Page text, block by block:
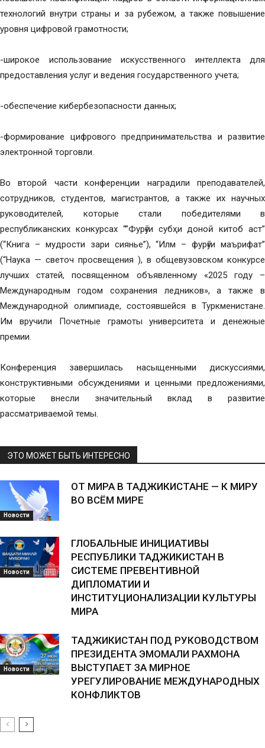
технологий внутри страны и за рубежом, а также повышение
уровня цифровой грамотности;
-широкое использование искусственного интеллекта для
предоставления услуг и ведения государственного учета;
-обеспечение кибербезопасности данных;
-формирование цифрового предпринимательства и развитие
электронной торговли.
Во второй части конференции наградили преподавателей,
сотрудников, студентов, магистрантов, а также их научных
руководителей, которые стали победителями в
республиканских конкурсах “”Фурӯғи субҳи доноӣ китоб аст”
(“Книга – мудрости зари сиянье”), “Илм – фурӯғи маърифат”
(“Наука — светоч просвещения ), в общевузовском конкурсе
лучших статей, посвященном объявленному «2025 году –
Международным годом сохранения ледников», а также в
Международной олимпиаде, состоявшейся в Туркменистане.
Им вручили Почетные грамоты университета и денежные
премии.
Конференция завершилась насыщенными дискуссиями,
конструктивными обсуждениями и ценными предложениями,
которые внесли значительный вклад в развитие
рассматриваемой темы.
ЭТО МОЖЕТ БЫТЬ ИНТЕРЕСНО
Новости
ОТ МИРА В ТАДЖИКИСТАНЕ — К МИРУ
ВО ВСЁМ МИРЕ
Новости
ГЛОБАЛЬНЫЕ ИНИЦИАТИВЫ
РЕСПУБЛИКИ ТАДЖИКИСТАН В
СИСТЕМЕ ПРЕВЕНТИВНОЙ
ДИПЛОМАТИИ И
ИНСТИТУЦИОНАЛИЗАЦИИ КУЛЬТУРЫ
МИРА
Новости
ТАДЖИКИСТАН ПОД РУКОВОДСТВОМ
ПРЕЗИДЕНТА ЭМОМАЛИ РАХМОНА
ВЫСТУПАЕТ ЗА МИРНОЕ
УРЕГУЛИРОВАНИЕ МЕЖДУНАРОДНЫХ
КОНФЛИКТОВ